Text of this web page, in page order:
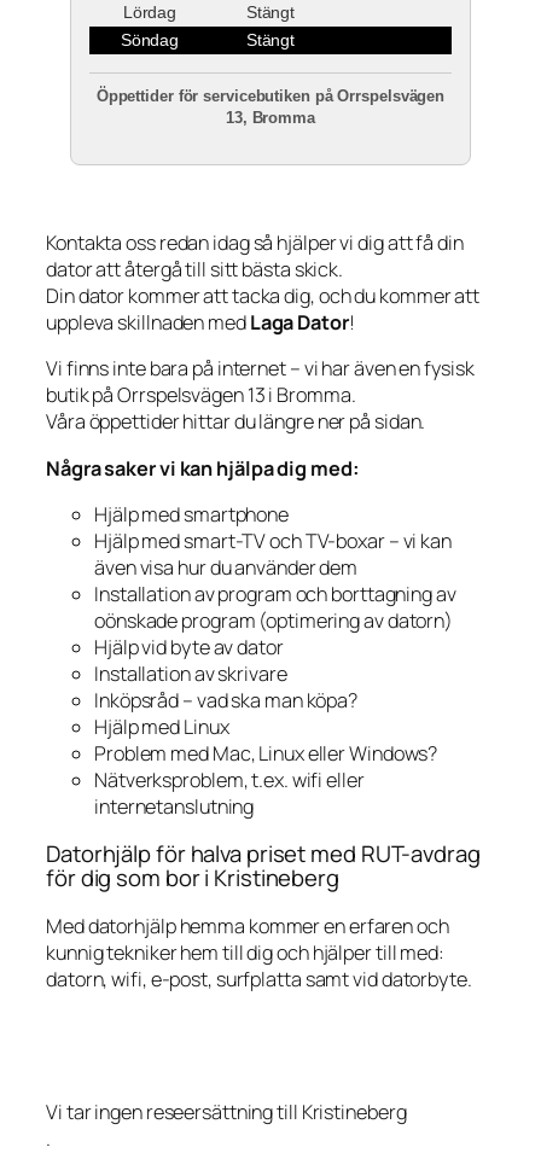
Lördag
Stängt
Söndag
Stängt
Öppettider för servicebutiken på Orrspelsvägen
13, Bromma
Kontakta oss redan idag så hjälper vi dig att få din
dator att återgå till sitt bästa skick.
Din dator kommer att tacka dig, och du kommer att
uppleva skillnaden medLaga Dator!
Vi finns inte bara på internet – vi har även en fysisk
butik på Orrspelsvägen 13 i Bromma.
Våra öppettider hittar du längre ner på sidan.
Några saker vi kan hjälpa dig med:
Hjälp med smartphone
Hjälp med smart-TV och TV-boxar – vi kan
även visa hur du använder dem
Installation av program och borttagning av
oönskade program (optimering av datorn)
Hjälp vid byte av dator
Installation av skrivare
Inköpsråd – vad ska man köpa?
Hjälp med Linux
Problem med Mac, Linux eller Windows?
Nätverksproblem, t.ex. wifi eller
internetanslutning
Datorhjälp för halva priset med RUT-avdrag
för dig som bor i Kristineberg
Med datorhjälp hemma kommer en erfaren och
kunnig tekniker hem till dig och hjälper till med:
datorn, wifi, e-post, surfplatta samt vid datorbyte.
Vi tar ingen reseersättning till Kristineberg
.